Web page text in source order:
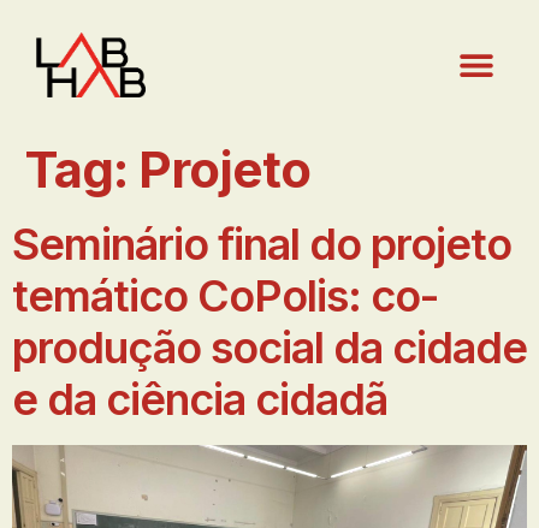
Tag: Projeto
Seminário final do projeto
temático CoPolis: co-
produção social da cidade
e da ciência cidadã